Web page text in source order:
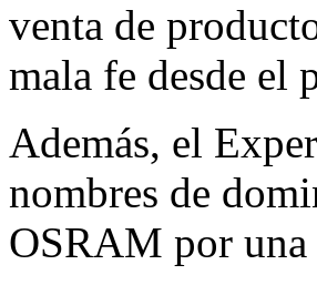
venta de
mala fe desde el
Además, el
nombres de
OSRAM por una